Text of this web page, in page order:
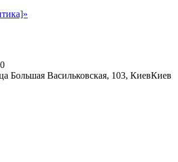
Большая Васильковская, 103, КиевКиев